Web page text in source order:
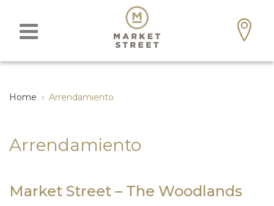
Home › Arrendamiento
Arrendamiento
Market Street – The Woodlands